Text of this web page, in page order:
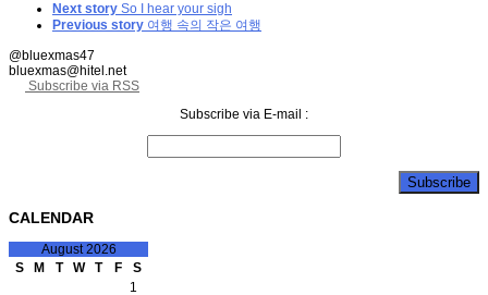
Next story So I hear your sigh
Previous story 여행 속의 작은 여행
@bluexmas47
bluexmas@hitel.net
Subscribe via RSS
Subscribe via E-mail :
CALENDAR
August 2026
S
M T W T F
S
1